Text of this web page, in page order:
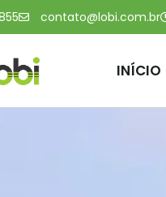
contato@lobi.com.br
INÍCIO